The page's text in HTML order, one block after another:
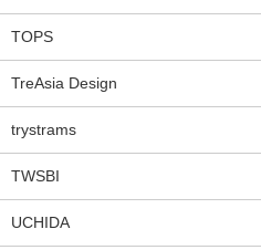
TOPS
TreAsia Design
trystrams
TWSBI
UCHIDA